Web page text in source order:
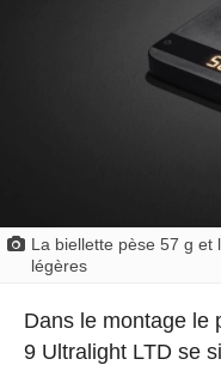
La biellette pèse 57 g et
légères
Dans le montage le
9 Ultralight LTD se